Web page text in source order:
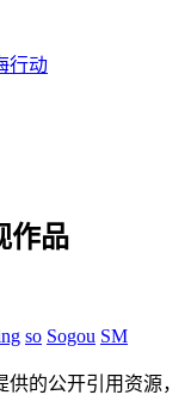
行动
作品
so Sogou SM
的公开引用资源，